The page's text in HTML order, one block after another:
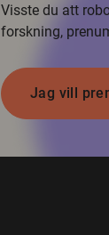
Visste du att
forskning,
Jag vill